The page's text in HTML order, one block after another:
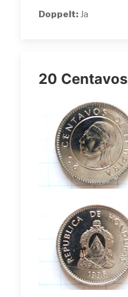
Doppelt: Ja
20 Centavos